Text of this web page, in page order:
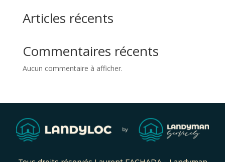
Articles récents
Commentaires récents
Aucun commentaire à afficher.